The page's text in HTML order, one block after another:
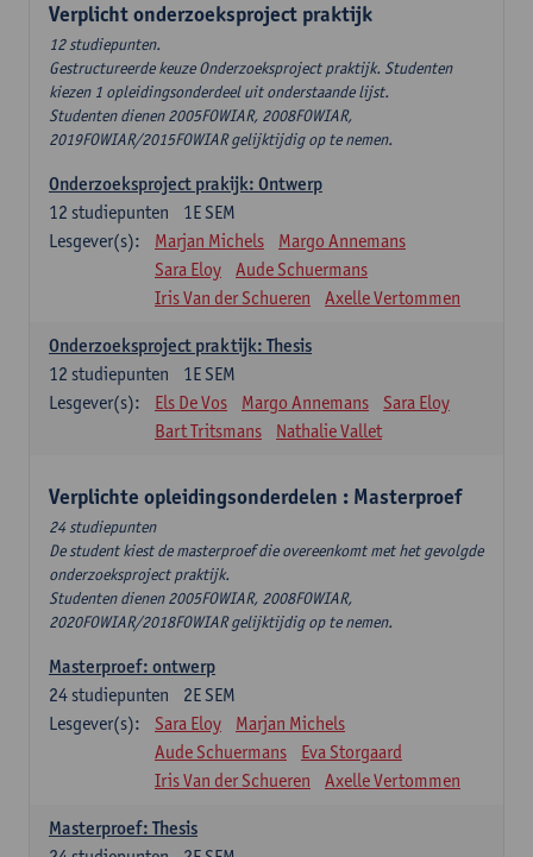
Verplicht onderzoeksproject praktijk
12 studiepunten.
Gestructureerde keuze Onderzoeksproject praktijk. Studenten
kiezen 1 opleidingsonderdeel uit onderstaande lijst.
Studenten dienen 2005FOWIAR, 2008FOWIAR,
2019FOWIAR/2015FOWIAR gelijktijdig op te nemen.
Onderzoeksproject prakijk: Ontwerp
1E SEM
12 studiepunten
Lesgever(s):
Marjan Michels
Margo Annemans
Sara Eloy
Aude Schuermans
Iris Van der Schueren
Axelle Vertommen
Onderzoeksproject praktijk: Thesis
1E SEM
12 studiepunten
Lesgever(s):
Els De Vos Margo Annemans
Sara Eloy
Bart Tritsmans
Nathalie Vallet
Verplichte opleidingsonderdelen : Masterproef
24 studiepunten
De student kiest de masterproef die overeenkomt met het gevolgde
onderzoeksproject praktijk.
Studenten dienen 2005FOWIAR, 2008FOWIAR,
2020FOWIAR/2018FOWIAR gelijktijdig op te nemen.
Masterproef: ontwerp
2E SEM
24studiepunten
Lesgever(s):
Sara Eloy
Marjan Michels
Aude Schuermans
Eva Storgaard
Iris Van der Schueren
Axelle Vertommen
Masterproef: Thesis